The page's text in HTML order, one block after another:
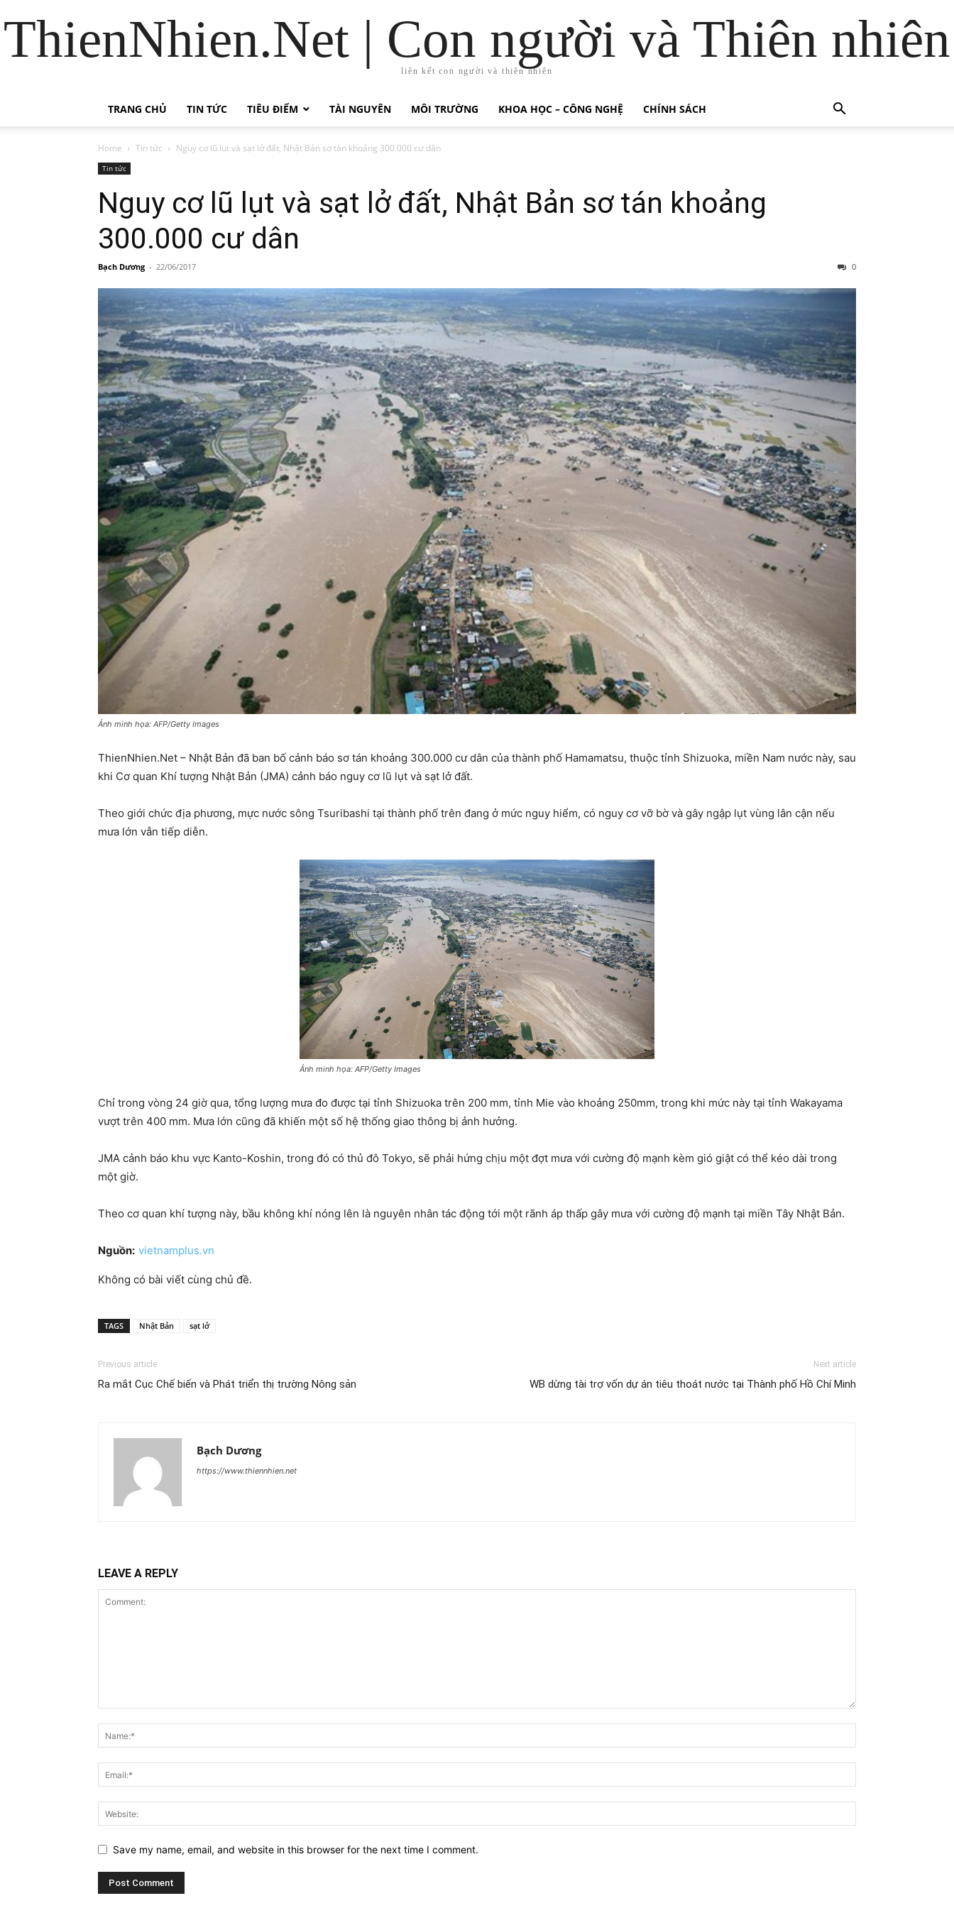
ThienNhien.Net | Con người và Thiên nhiên
liên kết con người và thiên nhiên
TRANG CHỦ TIN TỨC TIÊU ĐIỂM TÀI NGUYÊN MÔI TRƯỜNG KHOA HỌC – CÔNG NGHỆ CHÍNH SÁCH
Home Tin tức Nguy cơ lũ lụt và sạt lở đất, Nhật Bản sơ tán khoảng 300.000 cư dân
Tin tức
Nguy cơ lũ lụt và sạt lở đất, Nhật Bản sơ tán khoảng
300.000 cư dân
Bạch Dương - 22/06/2017 0
Ảnh minh họa: AFP/Getty Images
ThienNhien.Net – Nhật Bản đã ban bố cảnh báo sơ tán khoảng 300.000 cư dân của thành phố Hamamatsu, thuộc tỉnh Shizuoka, miền Nam nước này, sau
khi Cơ quan Khí tượng Nhật Bản (JMA) cảnh báo nguy cơ lũ lụt và sạt lở đất.
Theo giới chức địa phương, mực nước sông Tsuribashi tại thành phố trên đang ở mức nguy hiểm, có nguy cơ vỡ bờ và gây ngập lụt vùng lân cận nếu
mưa lớn vẫn tiếp diễn.
Ảnh minh họa: AFP/Getty Images
Chỉ trong vòng 24 giờ qua, tổng lượng mưa đo được tại tỉnh Shizuoka trên 200 mm, tỉnh Mie vào khoảng 250mm, trong khi mức này tại tỉnh Wakayama
vượt trên 400 mm. Mưa lớn cũng đã khiến một số hệ thống giao thông bị ảnh hưởng.
JMA cảnh báo khu vực Kanto-Koshin, trong đó có thủ đô Tokyo, sẽ phải hứng chịu một đợt mưa với cường độ mạnh kèm gió giật có thể kéo dài trong
một giờ.
Theo cơ quan khí tượng này, bầu không khí nóng lên là nguyên nhân tác động tới một rãnh áp thấp gây mưa với cường độ mạnh tại miền Tây Nhật Bản.
Nguồn: vietnamplus.vn
Không có bài viết cùng chủ đề.
TAGS Nhật Bản sạt lở
Previous article
Ra mắt Cục Chế biến và Phát triển thị trường Nông sản
Next article
WB dừng tài trợ vốn dự án tiêu thoát nước tại Thành phố Hồ Chí Minh
Bạch Dương
https://www.thiennhien.net
LEAVE A REPLY
Save my name, email, and website in this browser for the next time I comment.